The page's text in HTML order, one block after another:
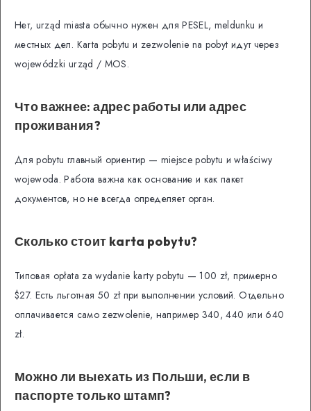
Нет, urząd miasta обычно нужен для PESEL, meldunku и
местных дел. Karta pobytu и zezwolenie na pobyt идут через
wojewódzki urząd / MOS.
Что важнее: адрес работы или адрес
проживания?
Для pobytu главный ориентир — miejsce pobytu и właściwy
wojewoda. Работа важна как основание и как пакет
документов, но не всегда определяет орган.
Сколько стоит karta pobytu?
Типовая opłata za wydanie karty pobytu — 100 zł, примерно
$27. Есть льготная 50 zł при выполнении условий. Отдельно
оплачивается само zezwolenie, например 340, 440 или 640
zł.
Можно ли выехать из Польши, если в
паспорте только штамп?